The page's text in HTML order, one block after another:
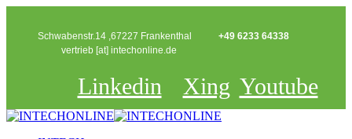
Schwabenstr.14 ,67227 Frankenthal
+49 6233 64338
vertrieb [at] intechonline.de
Linkedin Xing Youtube